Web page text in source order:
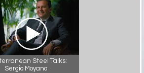
Steel Talks:
Sergio Moyano